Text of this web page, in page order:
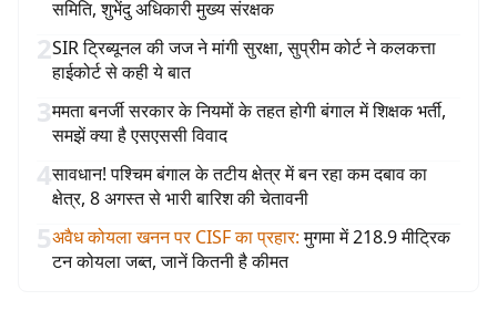
समिति, शुभेंदु अधिकारी मुख्य संरक्षक
2SIR ट्रिब्यूनल की जज ने मांगी सुरक्षा, सुप्रीम कोर्ट ने कलकत्ता
हाईकोर्ट से कही ये बात
3ममता बनर्जी सरकार के नियमों के तहत होगी बंगाल में शिक्षक भर्ती,
समझें क्या है एसएससी विवाद
4सावधान! पश्चिम बंगाल के तटीय क्षेत्र में बन रहा कम दबाव का
क्षेत्र, 8 अगस्त से भारी बारिश की चेतावनी
5अवैध कोयला खनन पर CISF का प्रहार: मुगमा में 218.9 मीट्रिक
टन कोयला जब्त, जानें कितनी है कीमत